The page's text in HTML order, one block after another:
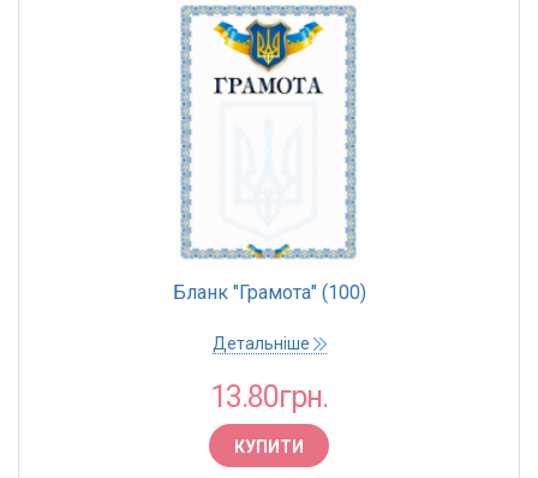
Вінницька обласна друкарня
Бланк "Грамота" (100)
Детальніше
13.80грн.
КУПИТИ